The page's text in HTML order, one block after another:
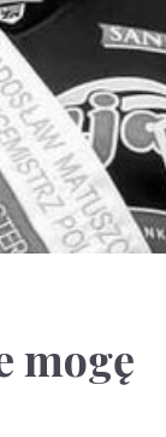
mogę